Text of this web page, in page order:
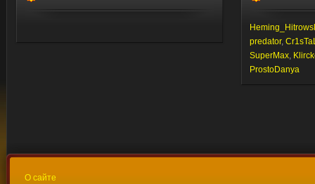
predator,
SuperMax,
ProstoDanya
О сайте